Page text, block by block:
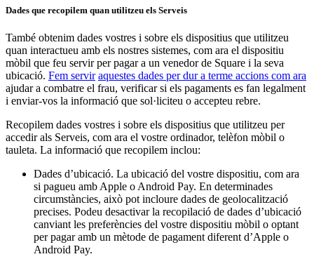
Estudis de tatuatges i pírcings
Descobrir
Vista general
Tipos
Llar i reparació
Festivals i esdeveniments
Professionals de la salut i el fitnes
Descobrir
Solucions de pagament
Dades que recopilem quan utilitzeu els Serveis
També obtenim dades vostres i sobre els dispositius que utilitzeu
quan interactueu amb els nostres sistemes, com ara el dispositiu
mòbil que feu servir per pagar a un venedor de Square i la seva
ubicació. Fem servir aquestes dades per dur a terme accions com ara
ajudar a combatre el frau, verificar si els pagaments es fan legalment
i enviar-vos la informació que sol·liciteu o accepteu rebre.
Recopilem dades vostres i sobre els dispositius que utilitzeu per
accedir als Serveis, com ara el vostre ordinador, telèfon mòbil o
tauleta. La informació que recopilem inclou:
Dades d’ubicació. La ubicació del vostre dispositiu, com ara
si pagueu amb Apple o Android Pay. En determinades
circumstàncies, això pot incloure dades de geolocalització
precises. Podeu desactivar la recopilació de dades d’ubicació
canviant les preferències del vostre dispositiu mòbil o optant
per pagar amb un mètode de pagament diferent d’Apple o
Android Pay.